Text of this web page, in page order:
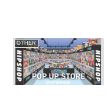
OTHER